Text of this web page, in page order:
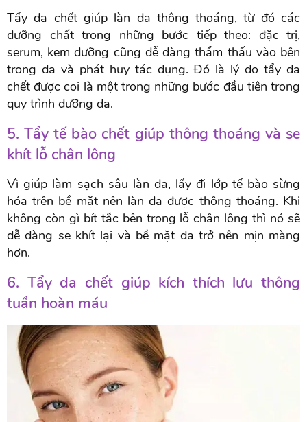
Tẩy da chết giúp làn da thông thoáng, từ đó các
dưỡng chất trong những bước tiếp theo: đặc trị,
serum, kem dưỡng cũng dễ dàng thẩm thấu vào bên
trong da và phát huy tác dụng. Đó là lý do tẩy da
chết được coi là một trong những bước đầu tiên trong
quy trình dưỡng da.
5. Tẩy tế bào chết giúp thông thoáng và se
khít lỗ chân lông
Vì giúp làm sạch sâu làn da, lấy đi lớp tế bào sừng
hóa trên bề mặt nên làn da được thông thoáng. Khi
không còn gì bít tắc bên trong lỗ chân lông thì nó sẽ
dễ dàng se khít lại và bề mặt da trở nên mịn màng
hơn.
6. Tẩy da chết giúp kích thích lưu thông
tuần hoàn máu